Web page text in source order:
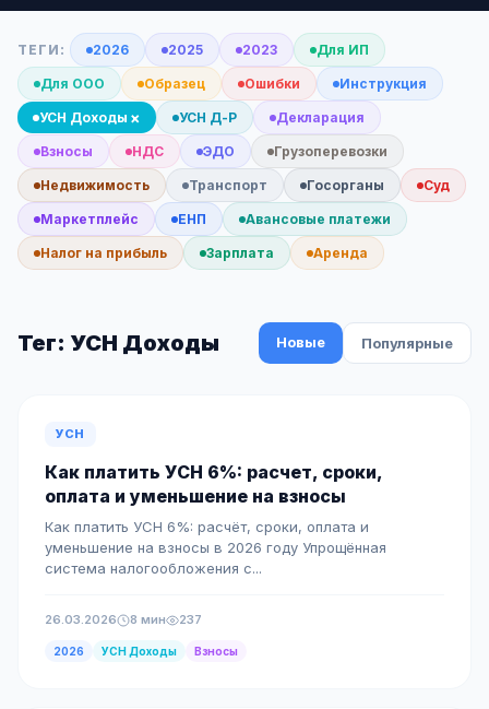
ТЕГИ: 2026 2025 2023 Для ИП
Для ООО Образец Ошибки Инструкция
УСН Доходы × УСН Д-Р Декларация
Взносы НДС ЭДО Грузоперевозки
Недвижимость Транспорт Госорганы Суд
Маркетплейс ЕНП Авансовые платежи
Налог на прибыль Зарплата Аренда
Тег: УСН Доходы Новые Популярные
УСН
Как платить УСН 6%: расчет, сроки,
оплата и уменьшение на взносы
Как платить УСН 6%: расчёт, сроки, оплата и
уменьшение на взносы в 2026 году Упрощённая
система налогообложения с...
26.03.2026 8 мин 237
2026 УСН Доходы Взносы